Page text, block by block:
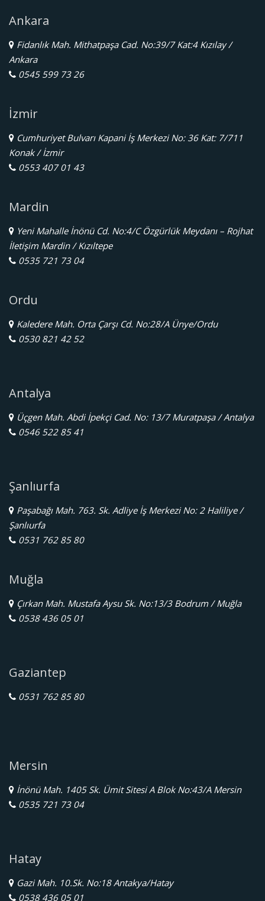
Ankara
Fidanlık Mah. Mithatpaşa Cad. No:39/7 Kat:4 Kızılay /
Ankara
0545 599 73 26
İzmir
Cumhuriyet Bulvarı Kapani İş Merkezi No: 36 Kat: 7/711
Konak / İzmir
0553 407 01 43
Mardin
Yeni Mahalle İnönü Cd. No:4/C Özgürlük Meydanı – Rojhat
İletişim Mardin / Kızıltepe
0535 721 73 04
Ordu
Kaledere Mah. Orta Çarşı Cd. No:28/A Ünye/Ordu
0530 821 42 52
Antalya
Üçgen Mah. Abdi İpekçi Cad. No: 13/7 Muratpaşa / Antalya
0546 522 85 41
Şanlıurfa
Paşabağı Mah. 763. Sk. Adliye İş Merkezi No: 2 Haliliye /
Şanlıurfa
0531 762 85 80
Muğla
Çırkan Mah. Mustafa Aysu Sk. No:13/3 Bodrum / Muğla
0538 436 05 01
Gaziantep
0531 762 85 80
Mersin
İnönü Mah. 1405 Sk. Ümit Sitesi A Blok No:43/A Mersin
0535 721 73 04
Hatay
Gazi Mah. 10.Sk. No:18 Antakya/Hatay
0538 436 05 01